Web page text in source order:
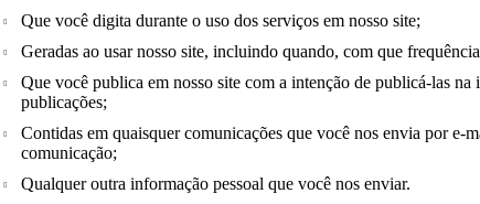
Que você digita durante o uso dos serviços em nosso site;
Geradas ao usar nosso site, incluindo quando, com que
Que você publica em nosso site com a intenção de publicá-las
publicações;
Contidas em quaisquer comunicações que você nos envia por e-
comunicação;
Qualquer outra informação pessoal que você nos enviar.